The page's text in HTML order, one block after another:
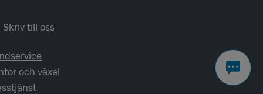
Skriv till oss
och växel